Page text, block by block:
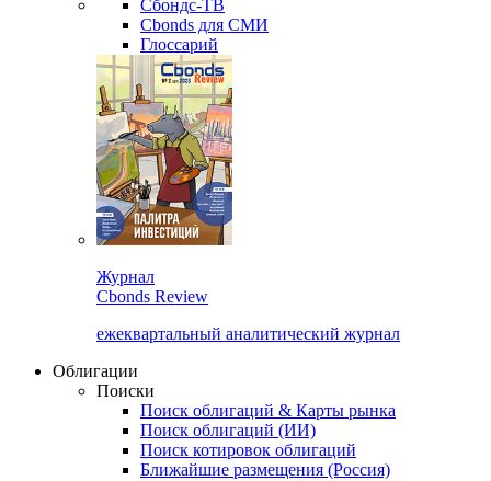
Новости & Research Hub
Новости рынка
Research Hub
Сбондс-ТВ
Cbonds для СМИ
Глоссарий
Cbonds Review
ежеквартальный аналитический журнал
Облигации
Поиски